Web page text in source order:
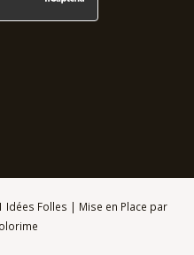
Idées Folles | Mise en Place par